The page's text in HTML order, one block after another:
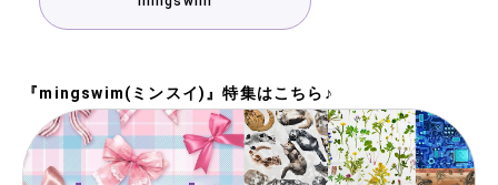
『mingswim(ミンスイ)』特集はこちら♪